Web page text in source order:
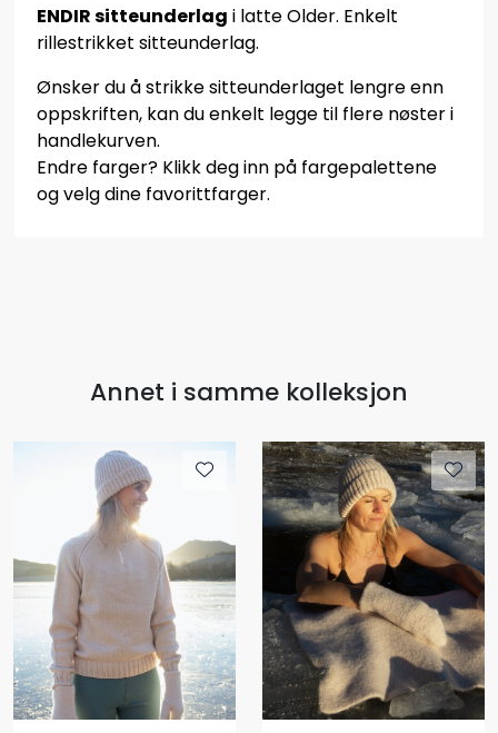
ENDIR sitteunderlag i latte Older. Enkelt
rillestrikket sitteunderlag.
Ønsker du å strikke sitteunderlaget lengre enn
oppskriften, kan du enkelt legge til flere nøster i
handlekurven.
Endre farger? Klikk deg inn på fargepalettene
og velg dine favorittfarger.
Annet i samme kolleksjon